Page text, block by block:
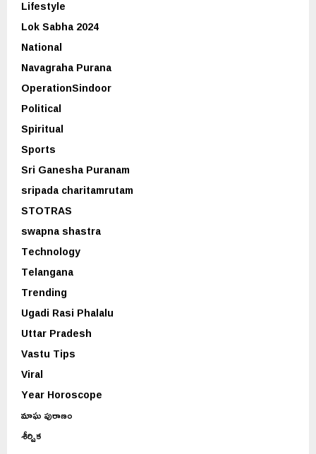
Lifestyle
Lok Sabha 2024
National
Navagraha Purana
OperationSindoor
Political
Spiritual
Sports
Sri Ganesha Puranam
sripada charitamrutam
STOTRAS
swapna shastra
Technology
Telangana
Trending
Ugadi Rasi Phalalu
Uttar Pradesh
Vastu Tips
Viral
Year Horoscope
మాఘ పురాణం
శీర్షిక